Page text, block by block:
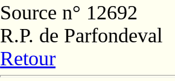
Source n° 12692
R.P. de Parfondeval
Retour